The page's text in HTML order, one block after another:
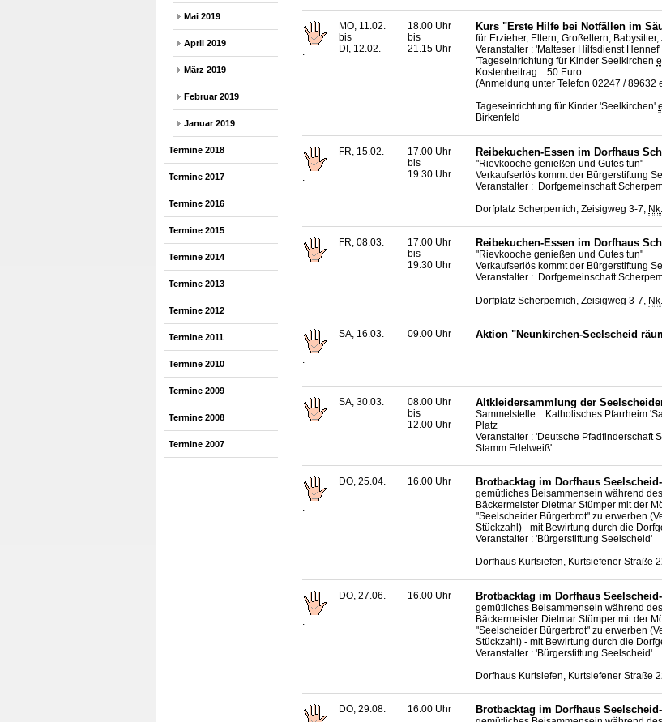
Mai 2019
April 2019
März 2019
Februar 2019
Januar 2019
Termine 2018
Termine 2017
Termine 2016
Termine 2015
Termine 2014
Termine 2013
Termine 2012
Termine 2011
Termine 2010
Termine 2009
Termine 2008
Termine 2007
MO, 11.02.
bis
DI, 12.02.
18.00 Uhr
bis
21.15 Uhr
Kurs "Erste Hilfe bei Notfällen im
für Erzieher, Eltern, Großeltern,
Veranstalter : 'Malteser Hilfsdienst
'Tageseinrichtung für Kinder Seelkirchen
Kostenbeitrag : 50 Euro
(Anmeldung unter Telefon 02247 / 89632
Tageseinrichtung für Kinder 'Seelkirchen'
Birkenfeld
FR, 15.02.
17.00 Uhr
bis
19.30 Uhr
Reibekuchen-Essen im Dorfhaus
"Rievkooche genießen und Gutes tun"
Verkaufserlös kommt der Bürgerstiftung
Veranstalter : Dorfgemeinschaft
Dorfplatz Scherpemich, Zeisigweg 3-7,
.
FR, 08.03.
17.00 Uhr
bis
19.30 Uhr
Reibekuchen-Essen im Dorfhaus
"Rievkooche genießen und Gutes tun"
Verkaufserlös kommt der Bürgerstiftung
Veranstalter : Dorfgemeinschaft
Dorfplatz Scherpemich, Zeisigweg 3-7,
.
SA, 16.03. 09.00 Uhr Aktion "Neunkirchen-Seelscheid
SA, 30.03.
08.00 Uhr
bis
12.00 Uhr
Altkleidersammlung der
Sammelstelle : Katholisches Pfarrheim
Platz
Veranstalter : 'Deutsche Pfadfinderschaft
Stamm Edelweiß'
.
DO, 25.04. 16.00 Uhr Brotbacktag im Dorfhaus
gemütliches Beisammensein während
Bäckermeister Dietmar Stümper mit der
"Seelscheider Bürgerbrot" zu erwerben
Stückzahl) - mit Bewirtung durch die
Veranstalter : 'Bürgerstiftung Seelscheid'
Dorfhaus Kurtsiefen, Kurtsiefener Straße
DO, 27.06. 16.00 Uhr Brotbacktag im Dorfhaus
gemütliches Beisammensein während
Bäckermeister Dietmar Stümper mit der
"Seelscheider Bürgerbrot" zu erwerben
Stückzahl) - mit Bewirtung durch die
Veranstalter : 'Bürgerstiftung Seelscheid'
Dorfhaus Kurtsiefen, Kurtsiefener Straße
DO, 29.08. 16.00 Uhr Brotbacktag im Dorfhaus